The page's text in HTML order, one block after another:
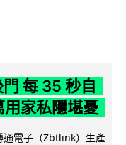
每 35 秒自
用家私隱堪憂
通電子（Zbtlink）生產